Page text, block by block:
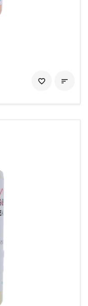

favorite_border